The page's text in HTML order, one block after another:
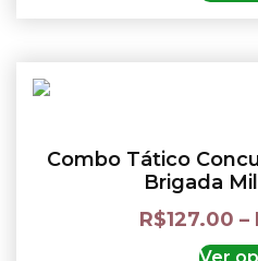
Combo Tático
Brigada
R$127.00 –